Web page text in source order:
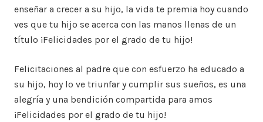
enseñar a crecer a su hijo, la vida te premia hoy cuando
ves que tu hijo se acerca con las manos llenas de un
título ¡Felicidades por el grado de tu hijo!
Felicitaciones al padre que con esfuerzo ha educado a
su hijo, hoy lo ve triunfar y cumplir sus sueños, es una
alegría y una bendición compartida para amos
¡Felicidades por el grado de tu hijo!